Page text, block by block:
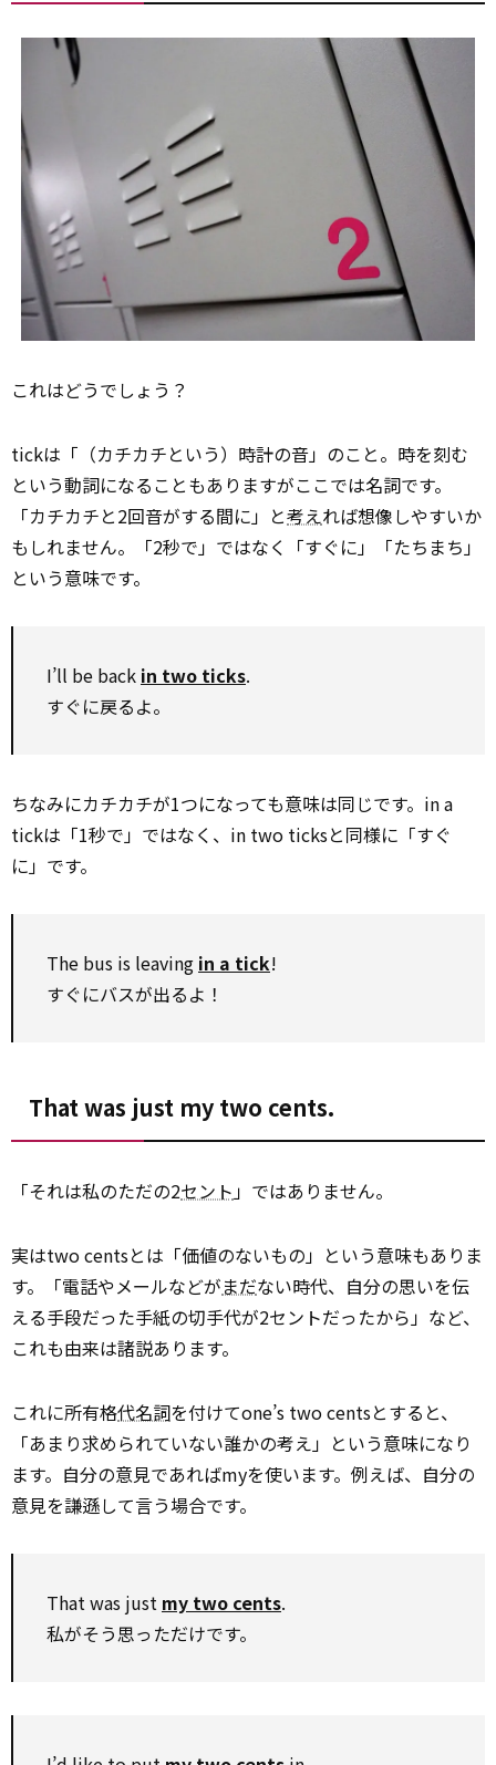
これはどうでしょう？
tickは「（カチカチという）時計の音」のこと。時を刻む
という動詞になることもありますがここでは名詞です。
「カチカチと2回音がする間に」と考えれば想像しやすいか
もしれません。「2秒で」ではなく「すぐに」「たちまち」
という意味です。
I’ll be back in two ticks.
すぐに戻るよ。
ちなみにカチカチが1つになっても意味は同じです。in a
tickは「1秒で」ではなく、in two ticksと同様に「すぐ
に」です。
The bus is leaving in a tick!
すぐにバスが出るよ！
That was just my two cents.
「それは私のただの2セント」ではありません。
実はtwo centsとは「価値のないもの」という意味もありま
す。「電話やメールなどがまだない時代、自分の思いを伝
える手段だった手紙の切手代が2セントだったから」など、
これも由来は諸説あります。
これに所有格代名詞を付けてone’s two centsとすると、
「あまり求められていない誰かの考え」という意味になり
ます。自分の意見であればmyを使います。例えば、自分の
意見を謙遜して言う場合です。
That was just my two cents.
私がそう思っただけです。